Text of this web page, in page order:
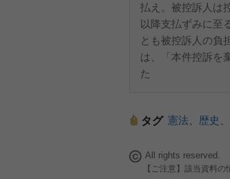
払え。被控訴人は
以降支払ずみに至
とも被控訴人の負
は、「本件控訴を
た
タグ 憲法 歴史
All rights reserved.
【ご注意】該当資料